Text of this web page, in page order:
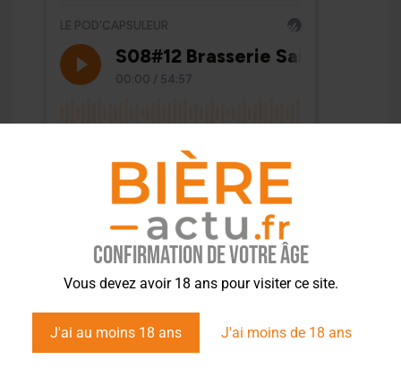
Confirmation de votre âge
Vous devez avoir 18 ans pour visiter ce site.
J'ai au moins 18 ans J'ai moins de 18 ans